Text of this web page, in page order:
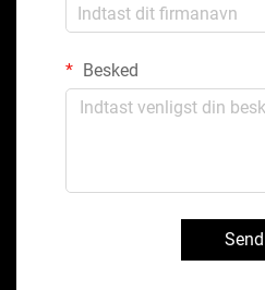
Besked
Send